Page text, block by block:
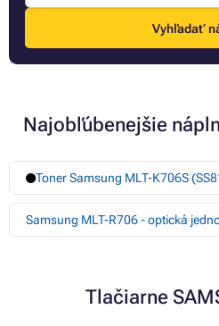
Vyhľadať
Najobľúbenejšie
Toner Samsung MLT-K706S
Samsung MLT-R706 - optická
Tlačiarne